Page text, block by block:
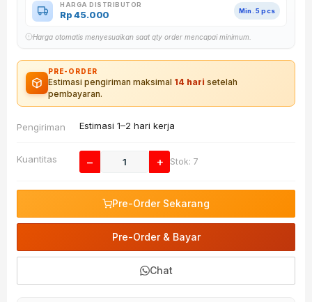
HARGA DISTRIBUTOR
Rp45.000 Min. 5 pcs
Harga otomatis menyesuaikan saat qty order mencapai minimum.
PRE-ORDER
Estimasi pengiriman maksimal 14 hari setelah
pembayaran.
Pengiriman Estimasi 1–2 hari kerja
Kuantitas − + Stok: 7
Pre-Order Sekarang
Pre-Order & Bayar
Chat